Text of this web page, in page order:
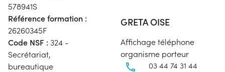
578941S
Référence formation :
26260345F
Code NSF : 324 -
Secrétariat,
bureautique
GRETA OISE
Affichage téléphone
organisme porteur
03 44 74 31 44